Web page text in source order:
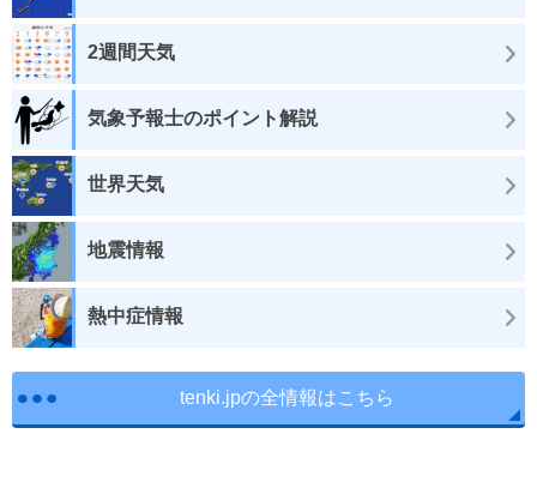
2週間天気
気象予報士のポイント解説
世界天気
地震情報
熱中症情報
tenki.jpの全情報はこちら